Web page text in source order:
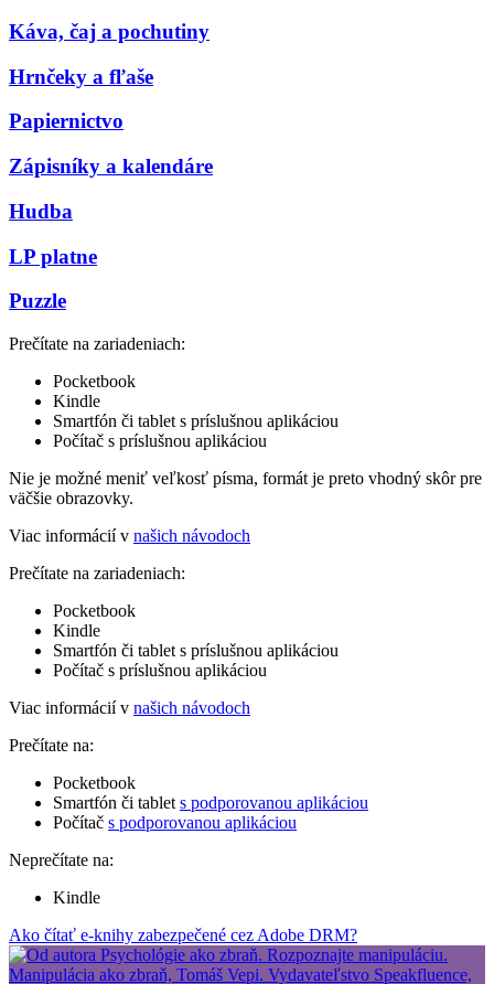
Káva, čaj a pochutiny
Hrnčeky a fľaše
Papiernictvo
Zápisníky a kalendáre
Hudba
LP platne
Puzzle
Prečítate na zariadeniach:
Pocketbook
Kindle
Smartfón či tablet s príslušnou aplikáciou
Počítač s príslušnou aplikáciou
Nie je možné meniť veľkosť písma, formát je preto vhodný skôr pre
väčšie obrazovky.
Viac informácií v našich návodoch
Prečítate na zariadeniach:
Pocketbook
Kindle
Smartfón či tablet s príslušnou aplikáciou
Počítač s príslušnou aplikáciou
Viac informácií v našich návodoch
Prečítate na:
Pocketbook
Smartfón či tablet s podporovanou aplikáciou
Počítač s podporovanou aplikáciou
Neprečítate na:
Kindle
Ako čítať e-knihy zabezpečené cez Adobe DRM?